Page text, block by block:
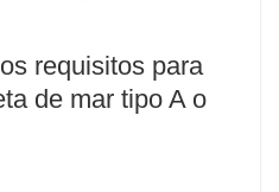
requisitos para
de mar tipo A o